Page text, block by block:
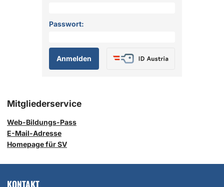
Passwort:
Mitgliederservice
Web-Bildungs-Pass
E-Mail-Adresse
Homepage für SV
KONTAKT